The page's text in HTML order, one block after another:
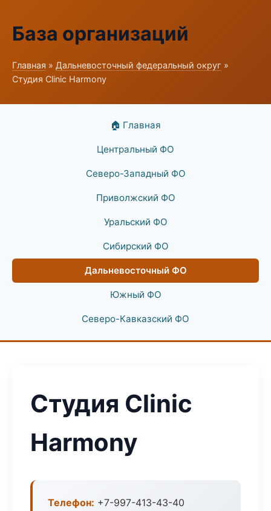
База организаций
Главная » Дальневосточный федеральный округ »
Студия Clinic Harmony
🏠 Главная
Центральный ФО
Северо-Западный ФО
Приволжский ФО
Уральский ФО
Сибирский ФО
Дальневосточный ФО
Южный ФО
Северо-Кавказский ФО
Студия Clinic
Harmony
Телефон: +7-997-413-43-40